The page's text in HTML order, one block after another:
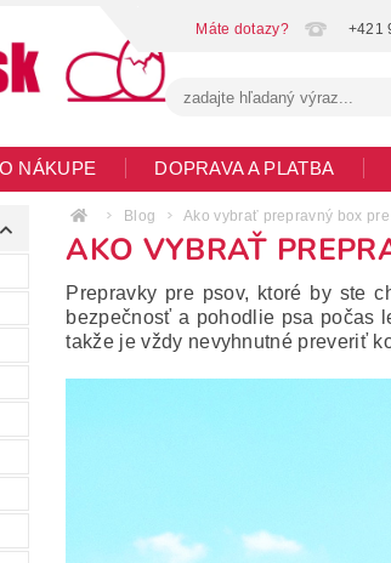
+421
NÁKUPE DOPRAVA A PLATBA
BLOG MOJA OBJEDNÁVKA
Blog Ako vybrať prepravný box
AKO VYBRAŤ
Prepravky pre psov, ktoré by ste
bezpečnosť a pohodlie psa počas
takže je vždy nevyhnutné preveriť